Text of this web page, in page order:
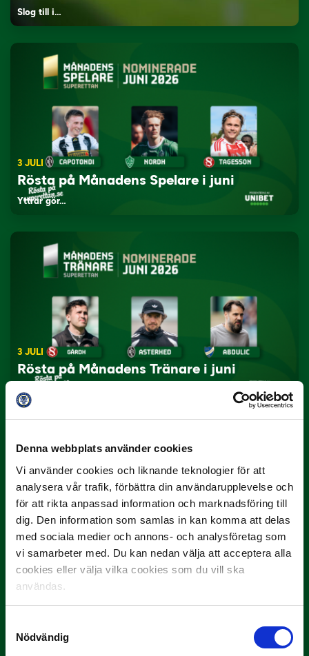
Denna webbplats använder cookies
Vi använder cookies och liknande teknologier för att
analysera vår trafik, förbättra din användarupplevelse och
för att rikta anpassad information och marknadsföring till
dig. Den information som samlas in kan komma att delas
med sociala medier och annons- och analysföretag som
vi samarbeter med. Du kan nedan välja att acceptera alla
cookies eller välja vilka cookies som du vill ska
användas.
Nödvändig
Slog till i…
3 JULI
Rösta på Månadens Spelare i juni
Yttrar gör…
3 JULI
Rösta på Månadens Tränare i juni
Här är de…
29 JUNI
Lagerlöf tar över i Sandvikens IF
Tillbaka i hetluften…